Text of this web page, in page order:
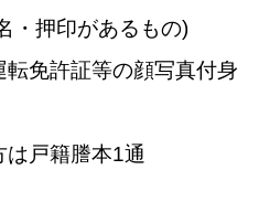
・押印があるもの)
免許証等の顔写真付身
戸籍謄本1通